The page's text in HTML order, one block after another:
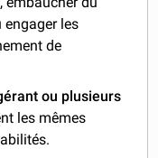
engager les
de
ou plusieurs
les mêmes